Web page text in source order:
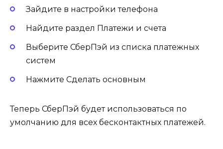
Зайдите в настройки телефона
Найдите раздел Платежи и счета
Выберите СберПэй из списка платежных
систем
Нажмите Сделать основным
Теперь СберПэй будет использоваться по
умолчанию для всех бесконтактных платежей.